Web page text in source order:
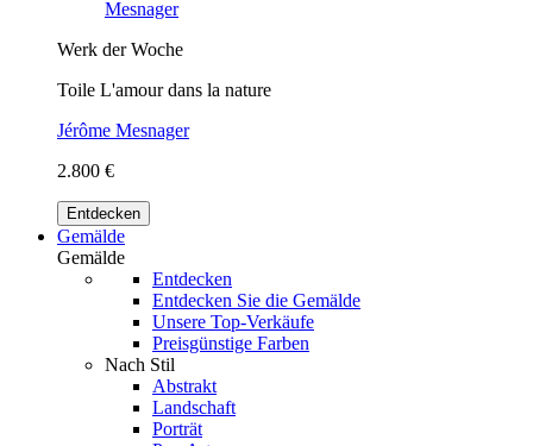
Werk der Woche
Toile L'amour dans la nature
Jérôme Mesnager
2.800 €
Entdecken
Gemälde
Gemälde
Entdecken
Entdecken Sie die Gemälde
Unsere Top-Verkäufe
Preisgünstige Farben
Nach Stil
Abstrakt
Landschaft
Porträt